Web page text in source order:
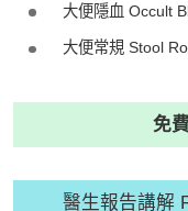
大便隱血 Occult
大便常規 Stool
免
醫生報告講解